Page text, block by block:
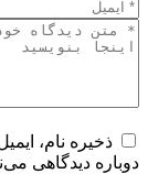
ذخیره نام،
دوباره دیدگاهی